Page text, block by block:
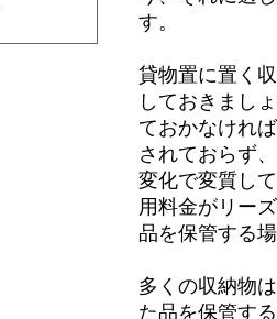
す。
貸物置に置く
しておきまし
ておかなけれ
されておらず
変化で変質し
用料金がリー
品を保管する
多くの収納物
た品を保管す